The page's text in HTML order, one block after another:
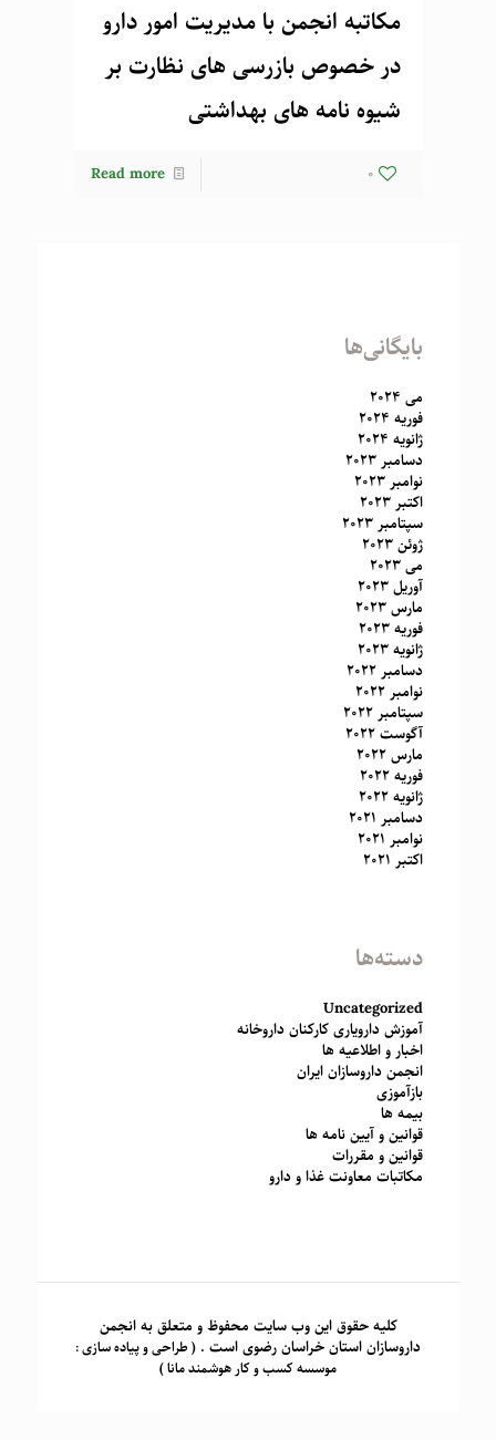
مکاتبه انجمن با مدیریت امور دارو
در خصوص بازرسی های نظارت بر
شیوه نامه های بهداشتی
0
Read more
بایگانی‌ها
می 2024
فوریه 2024
ژانویه 2024
دسامبر 2023
نوامبر 2023
اکتبر 2023
سپتامبر 2023
ژوئن 2023
می 2023
آوریل 2023
مارس 2023
فوریه 2023
ژانویه 2023
دسامبر 2022
نوامبر 2022
سپتامبر 2022
آگوست 2022
مارس 2022
فوریه 2022
ژانویه 2022
دسامبر 2021
نوامبر 2021
اکتبر 2021
دسته‌ها
Uncategorized
آموزش دارویاری کارکنان داروخانه
اخبار و اطلاعیه ها
انجمن داروسازان ایران
بازآموزی
بیمه ها
قوانین و آیین نامه ها
قوانین و مقررات
مکاتبات معاونت غذا و دارو
کلیه حقوق این وب سایت محفوظ و متعلق به انجمن
داروسازان استان خراسان رضوی است . ( طراحی و پیاده سازی :
موسسه کسب و کار هوشمند مانا )